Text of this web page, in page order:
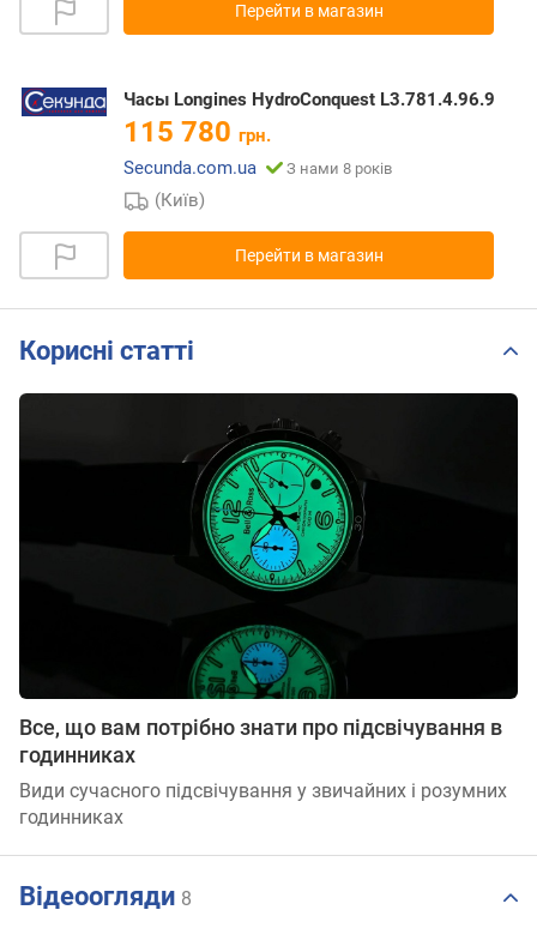
Перейти в магазин
Часы Longines HydroConquest L3.781.4.96.9
115 780 грн.
Secunda.com.ua
З нами 8 років
(Київ)
Перейти в магазин
Корисні статті
Все, що вам потрібно знати про підсвічування в
годинниках
Види сучасного підсвічування у звичайних і розумних
годинниках
Відеоогляди 8